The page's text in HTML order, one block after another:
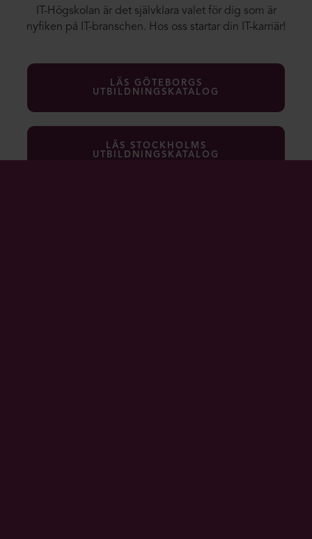
IT-Högskolan är det självklara valet för dig som är
nyfiken på IT-branschen. Hos oss startar din IT-karriär!
LÄS GÖTEBORGS
UTBILDNINGSKATALOG
LÄS STOCKHOLMS
UTBILDNINGSKATALOG